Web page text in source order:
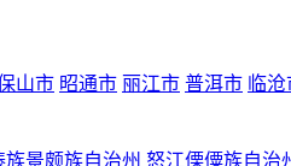
山市 昭通市 丽江市 普洱市 临
族景颇族自治州 怒江傈僳族自治